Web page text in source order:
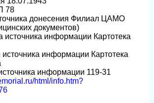
78
донесения Филиал ЦАМО
документов)
информации Картотека
информации Картотека
информации 119-31
html/info.htm?